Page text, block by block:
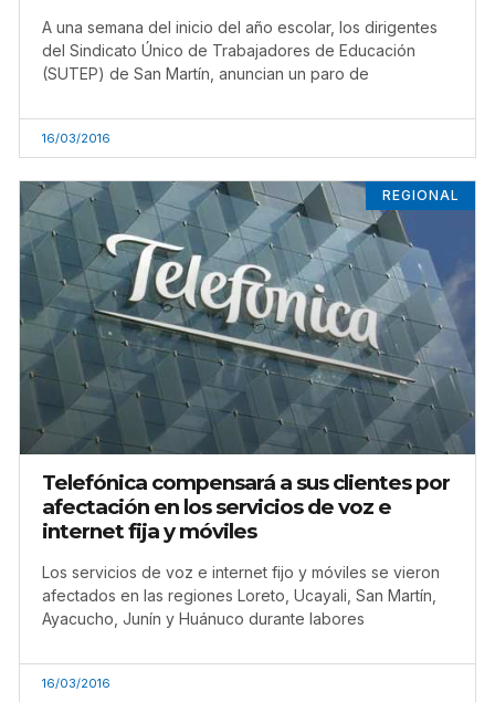
A una semana del inicio del año escolar, los dirigentes
del Sindicato Único de Trabajadores de Educación
(SUTEP) de San Martín, anuncian un paro de
16/03/2016
REGIONAL
Telefónica compensará a sus clientes por
afectación en los servicios de voz e
internet fija y móviles
Los servicios de voz e internet fijo y móviles se vieron
afectados en las regiones Loreto, Ucayali, San Martín,
Ayacucho, Junín y Huánuco durante labores
16/03/2016